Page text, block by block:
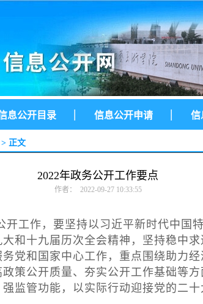
息公开目录 | 信息公开申请 | 信
> 正文
2022年政务公开工作要点
作者： 2022-09-27 10:33:55
开工作，要坚持以习近平新时代中国
和十九届历次全会精神，坚持稳中
党和国家中心工作，重点围绕助力
策公开质量、夯实公开工作基础等
监管功能，以实际行动迎接党的二十